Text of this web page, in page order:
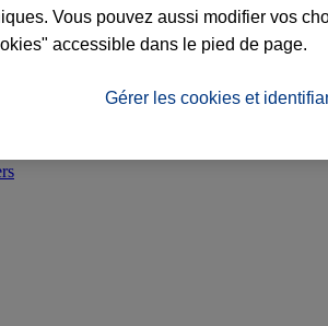
particuliers Protection juridique
Vous pouvez aussi modifier vos
accessible dans le pied de page.
Gérer les cookies et